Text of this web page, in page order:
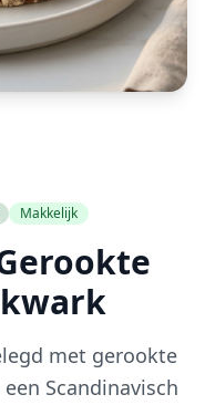
Makkelijk
met gerookte
Scandinavisch